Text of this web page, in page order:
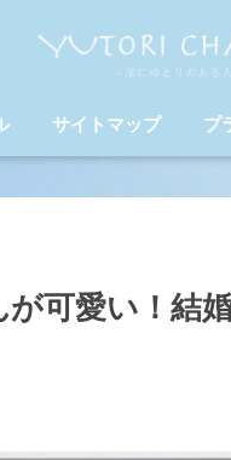
サイトマップ プ
可愛い！結